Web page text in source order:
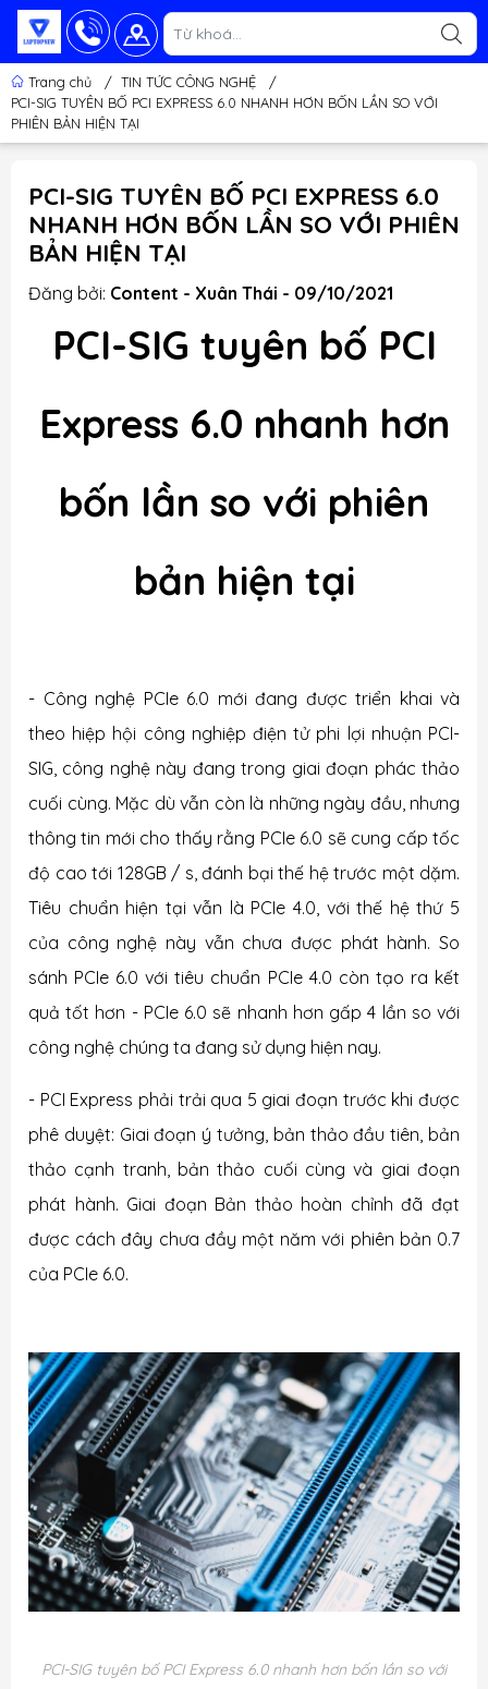
Trang chủ / TIN TỨC CÔNG NGHỆ
/
PCI-SIG TUYÊN BỐ PCI EXPRESS 6.0 NHANH HƠN BỐN LẦN SO VỚI
PHIÊN BẢN HIỆN TẠI
PCI-SIG TUYÊN BỐ PCI EXPRESS 6.0
NHANH HƠN BỐN LẦN SO VỚI PHIÊN
BẢN HIỆN TẠI
Đăng bởi: Content - Xuân Thái - 09/10/2021
PCI-SIG tuyên bố PCI
Express 6.0 nhanh hơn
bốn lần so với phiên
bản hiện tại
- Công nghệ PCIe 6.0 mới đang được triển khai và
theo hiệp hội công nghiệp điện tử phi lợi nhuận PCI-
SIG, công nghệ này đang trong giai đoạn phác thảo
cuối cùng. Mặc dù vẫn còn là những ngày đầu, nhưng
thông tin mới cho thấy rằng PCIe 6.0 sẽ cung cấp tốc
độ cao tới 128GB / s, đánh bại thế hệ trước một dặm.
Tiêu chuẩn hiện tại vẫn là PCIe 4.0, với thế hệ thứ 5
của công nghệ này vẫn chưa được phát hành. So
sánh PCIe 6.0 với tiêu chuẩn PCIe 4.0 còn tạo ra kết
quả tốt hơn - PCIe 6.0 sẽ nhanh hơn gấp 4 lần so với
công nghệ chúng ta đang sử dụng hiện nay.
- PCI Express phải trải qua 5 giai đoạn trước khi được
phê duyệt: Giai đoạn ý tưởng, bản thảo đầu tiên, bản
thảo cạnh tranh, bản thảo cuối cùng và giai đoạn
phát hành. Giai đoạn Bản thảo hoàn chỉnh đã đạt
được cách đây chưa đầy một năm với phiên bản 0.7
của PCIe 6.0.
PCI-SIGtuyên bố PCI Express 6.0 nhanh hơn bốn lần so với